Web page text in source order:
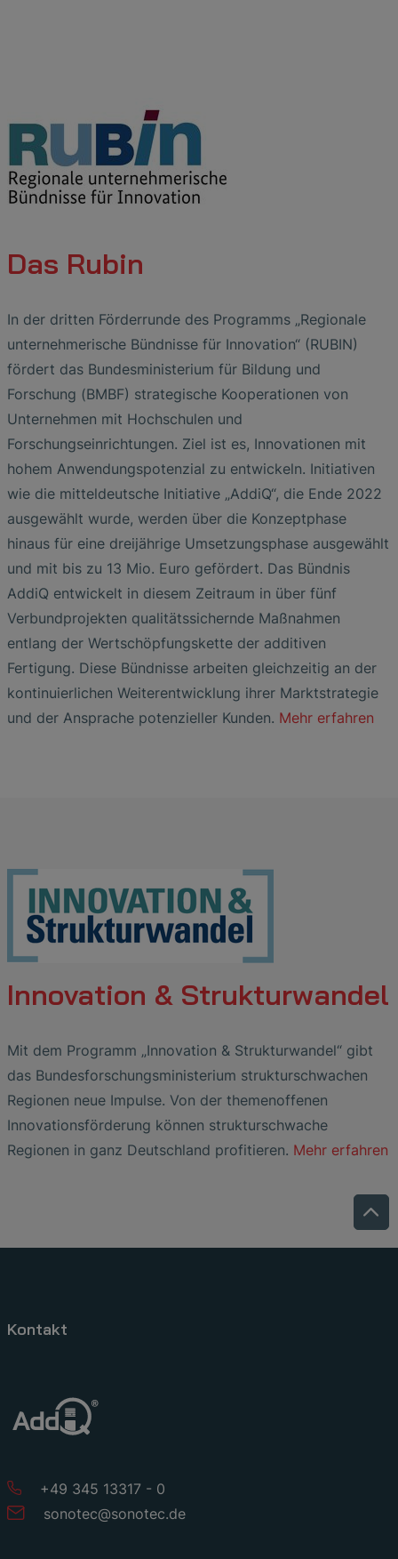
Das Rubin
In der dritten Förderrunde des Programms „Regionale
unternehmerische Bündnisse für Innovation“ (RUBIN)
fördert das Bundesministerium für Bildung und
Forschung (BMBF) strategische Kooperationen von
Unternehmen mit Hochschulen und
Forschungseinrichtungen. Ziel ist es, Innovationen mit
hohem Anwendungspotenzial zu entwickeln. Initiativen
wie die mitteldeutsche Initiative „AddiQ“, die Ende 2022
ausgewählt wurde, werden über die Konzeptphase
hinaus für eine dreijährige Umsetzungsphase ausgewählt
und mit bis zu 13 Mio. Euro gefördert. Das Bündnis
AddiQ entwickelt in diesem Zeitraum in über fünf
Verbundprojekten qualitätssichernde Maßnahmen
entlang der Wertschöpfungskette der additiven
Fertigung. Diese Bündnisse arbeiten gleichzeitig an der
kontinuierlichen Weiterentwicklung ihrer Marktstrategie
und der Ansprache potenzieller Kunden. Mehr erfahren
Innovation & Strukturwandel
Mit dem Programm „Innovation & Strukturwandel“ gibt
das Bundesforschungsministerium strukturschwachen
Regionen neue Impulse. Von der themenoffenen
Innovationsförderung können strukturschwache
Regionen in ganz Deutschland profitieren. Mehr erfahren
Kontakt
+49 345 13317 - 0
sonotec@sonotec.de